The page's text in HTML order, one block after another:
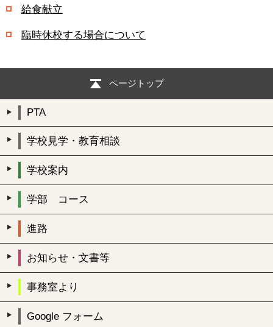
給食献立
臨時休校する場合について
ページトップ
PTA
学校見学・教育相談
学校案内
学部 コース
進路
お知らせ・文書等
事務室より
Google フォーム